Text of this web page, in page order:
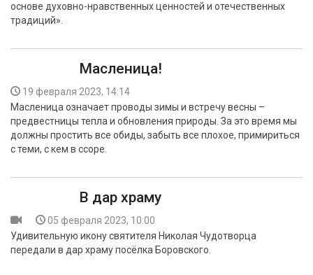
основе духовно-нравственных ценностей и отечественных
традиций».
Масленица!
19 февраля 2023, 14:14
Масленица означает проводы зимы и встречу весны –
предвестницы тепла и обновления природы. За это время мы
должны простить все обиды, забыть все плохое, примириться
с теми, с кем в ссоре.
В дар храму
05 февраля 2023, 10:00
Удивительную икону святителя Николая Чудотворца
передали в дар храму посёлка Боровского.